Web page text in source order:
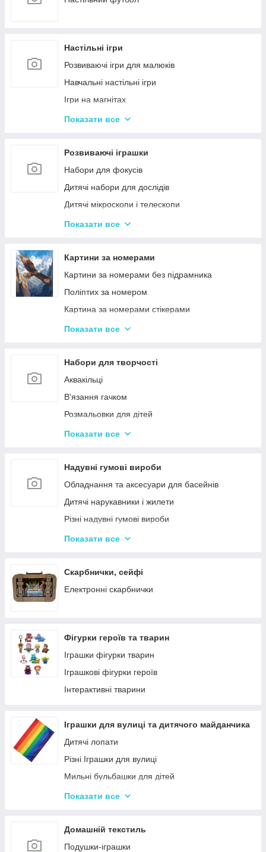
Настільні ігри
Розвиваючі ігри для малюків
Навчальні настільні ігри
Ігри на магнітах
Ігри-бродилки
Крокодил
Аліас Або Скажи Інакше
Гра Хто Я?
Вікторина
Твістер
Ігри типу Дженга
Ігри-головоломки
Дитяче Лото і Доміно
Гра Морський Бій
Різні Настільні ігри
Монополія - настільна гра
Мафія
Шахи і Шашки
Набори для гри в покер
Показати все
Розвиваючі іграшки
Набори для фокусів
Дитячі набори для дослідів
Дитячі мікроскопи і телескопи
Розвиваючі Магніти для дітей
Дитячі ноутбуки, планшети
Інтерактивні розмовляючі плакати
Спіннери
Показати все
Картини за номерами
Картини за номерами без підрамника
Поліптих за номером
Картина за номерами стікерами
Алмазна Мозаїка за номерами
Стандартні картини за номерами
Розпис по полотну
Полотна з Підрамником
Алмазна мозаїка для дітей
Показати все
Набори для творчості
Аквакільці
В'язання гачком
Розмальовки для дітей
Акрилові фарби
Гравюра для дітей
Кінетичний пісок
Дитячий Пластилін
Декупаж
Крейда для Малювання
Рукоділля
Валіза для малювання
Показати все
Надувні гумові вироби
Обладнання та аксесуари для басейнів
Дитячі нарукавники і жилети
Різні надувні гумові вироби
Насоси для матрасів та гумових виробів
Надувні матраци
Дитячі надувні басейни
Показати все
Скарбнички, сейфі
Електронні скарбнички
Фігурки героїв та тварин
Іграшки фігурки тварин
Іграшкові фігурки героїв
Інтерактивні тварини
Іграшки для вулиці та дитячого майданчика
Дитячі лопати
Різні Іграшки для вулиці
Мильні бульбашки для дітей
Гойдалки для дітей
Гірки для дитячого майданчика
Зимові іграшки для вулиці
Показати все
Домашній текстиль
Подушки-іграшки